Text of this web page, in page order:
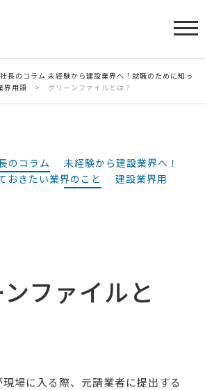
長のコラム 未経験から建設業界へ！就職のために知っ
界用語 > グリーンファイルとは？
のコラム
未経験から建設業界へ！
おきたい業界のこと
建設業界用
ファイルと
場に入る際、元請業者に提出する